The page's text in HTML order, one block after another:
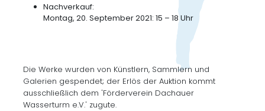
Nachverkauf:
Montag, 20. September 2021: 15 – 18 Uhr
Die Werke wurden von Künstlern, Sammlern und
Galerien gespendet; der Erlös der Auktion kommt
ausschließlich dem 'Förderverein Dachauer
Wasserturm e.V.' zugute.